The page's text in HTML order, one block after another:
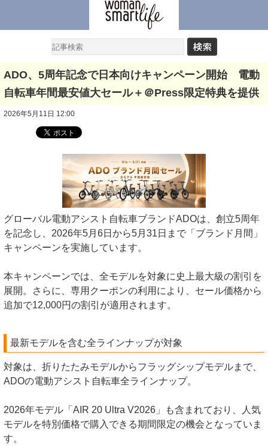
ADO、5周年記念で日本向けキャンペーン開始 電動
自転車年間最安値大セール＋＠Press限定特典を提供
2026年5月11日 12:00
グローバル電動アシスト自転車ブランドADOは、創立5周年
を記念し、2026年5月6日から5月31日まで「ブランド月間」
キャンペーンを実施しています。
本キャンペーンでは、全モデルを対象に史上最大級の割引を
展開。さらに、専用クーポンの利用により、セール価格から
追加で12,000円の割引が適用されます。
最新モデルを含む全ラインナップが対象
対象は、折りたたみモデルからフラッグシップモデルまで、
ADOの電動アシスト自転車全ラインナップ。
2026年モデル「AIR 20 Ultra V2026」も含まれており、人気
モデルを特別価格で購入できる期間限定の機会となっていま
す。